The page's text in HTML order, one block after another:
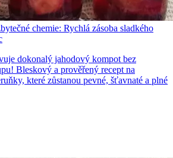
chemie: Rychlá zásoba sladkého
dokonalý jahodový kompot bez
Bleskový a prověřený recept na
které zůstanou pevné, šťavnaté a plné